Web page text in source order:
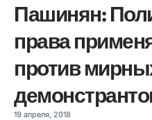
Пашинян:
права
против
19 апреля, 2018